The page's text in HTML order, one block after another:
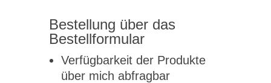
Bestellung über das
Bestellformular
Verfügbarkeit der Produkte
über mich abfragbar